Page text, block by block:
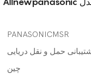
PANASONICMSR
حمل و نقل دریایی
چین